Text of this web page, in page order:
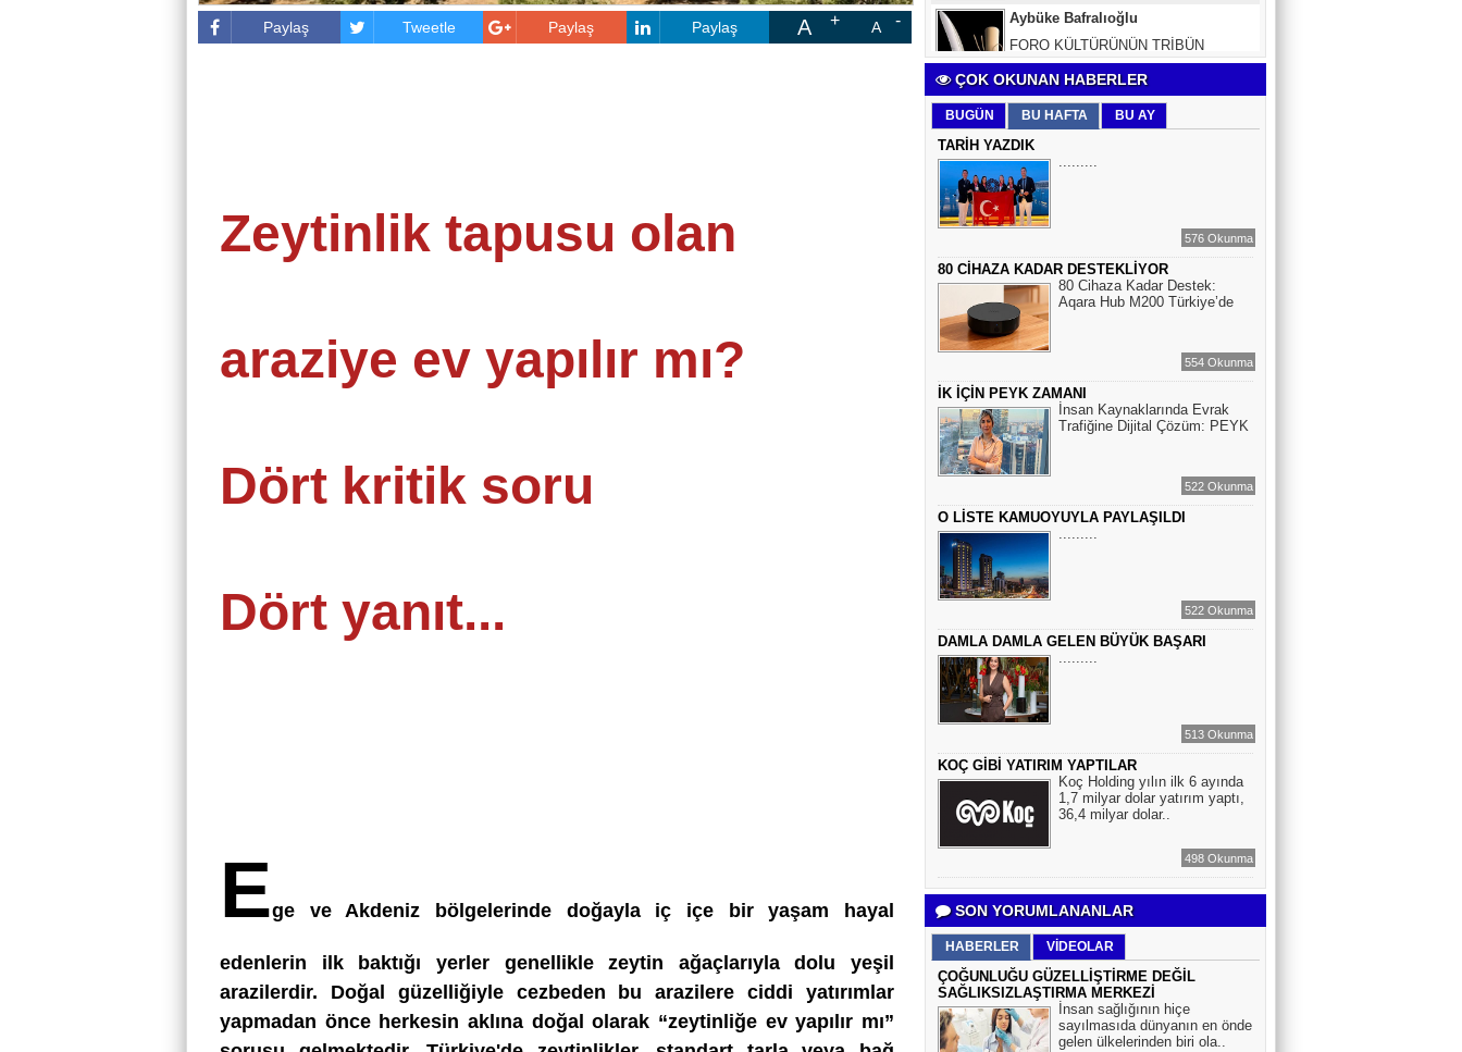
Paylaş Tweetle Paylaş Paylaş A A
Zeytinlik tapusu olan
araziye ev yapılır mı?
Dört kritik soru
Dört yanıt...
Ege ve Akdeniz bölgelerinde doğayla iç içe bir yaşam hayal
edenlerin ilk baktığı yerler genellikle zeytin ağaçlarıyla dolu yeşil
arazilerdir. Doğal güzelliğiyle cezbeden bu arazilere ciddi yatırımlar
yapmadan önce herkesin aklına doğal olarak “zeytinliğe ev yapılır mı”
OYUNCULARI
TURİZM VE EĞİTİM
Mr.Hiko...
KORKU VE ŞÜPHE
DÜŞMANLARINIZDIR...
Çiğdem Yorgancıoğlu
İkilikli ve İkircikli Tabiat Diyalektiğinde
Mobius Spiral Mucizeler, Akış ve Doğa
Döngüsünün Bilgeliği...
BİR ROMAN DAHA
EMİR EMİRHANOĞLU
MACİT SOYDAN
BİR KEDİNİN GÖZLERİNE
ÇOK OKUNAN HABERLER
BUGÜN BU HAFTA BU AY
TARİH YAZDIK
.........
576 Okunma
80 CİHAZA KADAR DESTEKLİYOR
80 Cihaza Kadar Destek:
Aqara Hub M200 Türkiye’de
554 Okunma
İK İÇİN PEYK ZAMANI
İnsan Kaynaklarında Evrak
Trafiğine Dijital Çözüm: PEYK
522 Okunma
O LİSTE KAMUOYUYLA PAYLAŞILDI
.........
522 Okunma
DAMLA DAMLA GELEN BÜYÜK BAŞARI
.........
513 Okunma
KOÇ GİBİ YATIRIM YAPTILAR
Koç Holding yılın ilk 6 ayında
1,7 milyar dolar yatırım yaptı,
36,4 milyar dolar..
498 Okunma
SON YORUMLANANLAR
HABERLER VİDEOLAR
ÇOĞUNLUĞU GÜZELLİŞTİRME DEĞİL
SAĞLIKSIZLAŞTIRMA MERKEZİ
İnsan sağlığının hiçe
sayılmasıda dünyanın en önde
gelen ülkelerinden biri ola..